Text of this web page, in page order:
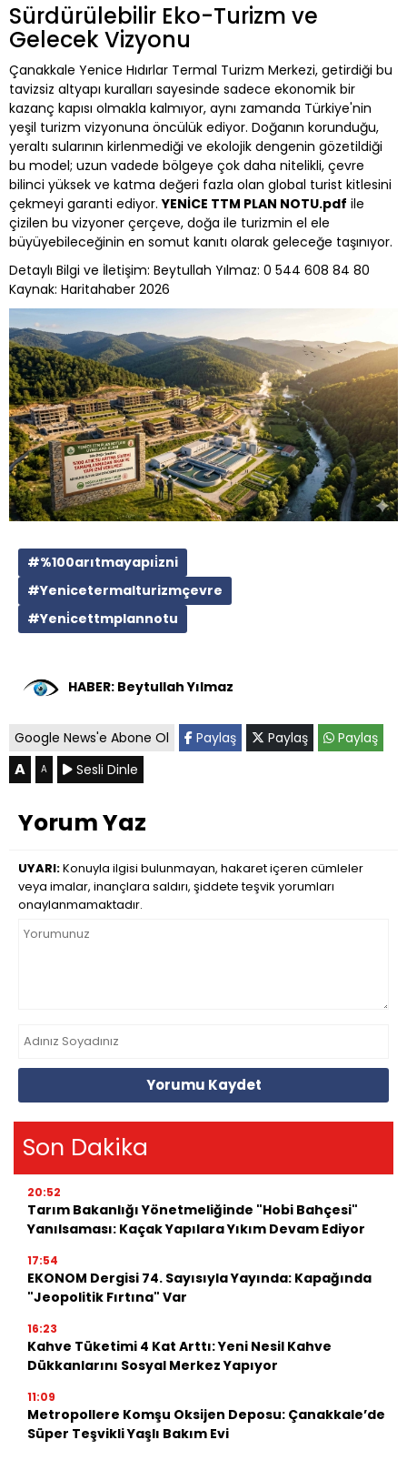
Sürdürülebilir Eko-Turizm ve
Gelecek Vizyonu
Çanakkale Yenice Hıdırlar Termal Turizm Merkezi, getirdiği bu
tavizsiz altyapı kuralları sayesinde sadece ekonomik bir
kazanç kapısı olmakla kalmıyor, aynı zamanda Türkiye'nin
yeşil turizm vizyonuna öncülük ediyor. Doğanın korunduğu,
yeraltı sularının kirlenmediği ve ekolojik dengenin gözetildiği
bu model; uzun vadede bölgeye çok daha nitelikli, çevre
bilinci yüksek ve katma değeri fazla olan global turist kitlesini
çekmeyi garanti ediyor.YENİCE TTM PLAN NOTU.pdf ile
çizilen bu vizyoner çerçeve, doğa ile turizmin el ele
büyüyebileceğinin en somut kanıtı olarak geleceğe taşınıyor.
Detaylı Bilgi ve İletişim: Beytullah Yılmaz: 0 544 608 84 80
Kaynak: Haritahaber 2026
#%100arıtmayapıi̇zni
#Yenicetermalturizmçevre
#Yeni̇cettmplannotu
HABER: Beytullah Yılmaz
Google News'e Abone Ol Paylaş Paylaş Paylaş
A A Sesli Dinle
Yorum Yaz
UYARI:Konuyla ilgisi bulunmayan, hakaret içeren cümleler
veya imalar, inançlara saldırı, şiddete teşvik yorumları
onaylanmamaktadır.
Yorumu Kaydet
Son Dakika
20:52
Tarım Bakanlığı Yönetmeliğinde "Hobi Bahçesi"
Yanılsaması: Kaçak Yapılara Yıkım Devam Ediyor
17:54
EKONOM Dergisi 74. Sayısıyla Yayında: Kapağında
"Jeopolitik Fırtına" Var
16:23
Kahve Tüketimi 4 Kat Arttı: Yeni Nesil Kahve
Dükkanlarını Sosyal Merkez Yapıyor
11:09
Metropollere Komşu Oksijen Deposu: Çanakkale’de
Süper Teşvikli Yaşlı Bakım Evi